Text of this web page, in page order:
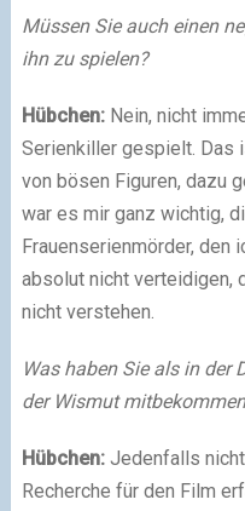
Müssen Sie auch einen
ihn zu spielen?
Hübchen:Nein, nicht
Serienkiller gespielt. Das
von bösen Figuren, dazu
war es mir ganz wichtig,
Frauenserienmörder, den
absolut nicht verteidigen,
nicht verstehen.
Was haben Sie als in der
der Wismut
Hübchen:Jedenfalls
Recherche für den Film